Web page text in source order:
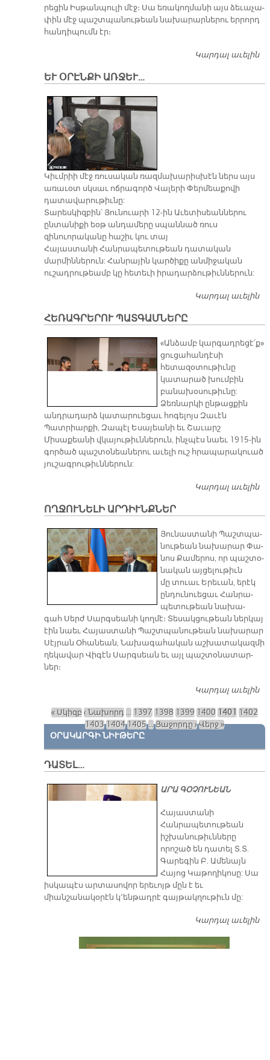
րե­ցին Իս­թան­պու­լի մէջ։ Սա ե­ռա­կող­մա­նի այս ձե­ւա­չա­
փին մէջ պաշտ­պա­նու­թեան նա­խա­րար­նե­րու եր­րորդ
հան­դի­պումն էր։
Կարդալ աւելին
ԵՒ ՕՐԷՆՔԻ ԱՌՋԵՒ…
​Կիւմրիի մէջ ռուսական ռազմախարիսխէն ներս այս
առաւօտ սկսաւ ոճրագործ Վալերի Փերմեաքովի
դատավարութիւնը:
Տարեսկիզբին՝ Յունուարի 12-ին Աւետիսեաններու
ընտանիքի եօթ անդամերը սպաննած ռուս
զինուորականը հաշիւ կու տայ
Հայաստանի Հանրապետութեան դատական
մարմիններուն: Հանրային կարծիքը անմիջական
ուշադրութեամբ կը հետեւի իրադարձութիւններուն:
Կարդալ աւելինԵՒ
ՀԵՌԱԳՐԵՐՈՒ ՊԱՏԳԱՄՆԵՐԸ
«Անձամբ կարգադրեցէ՛ք»
ցուցահանդէսի
հետազօտութիւնը
կատարած խումբին
բանախօսութիւնը:
Ձեռնարկի ընթացքին
անդրադարձ կատարուեցաւ հոգելոյս Զաւէն
Պատրիարքի, Զապէլ Եսայեանի եւ Շաւարշ
Միսաքեանի վկայութիւններուն, ինչպէս նաեւ 1915-ին
գործած պաշտօնեաներու աւելի ուշ հրապարակուած
յուշագրութիւններուն:
Կարդալ աւելին
ՈՂՋՈՒՆԵԼԻ ԱՐԴԻՒՆՔՆԵՐ
Յու­նաս­տա­նի Պաշտ­պա­
նու­թեան նա­խա­րար Փա­
նոս Քա­մե­րոս, որ պաշ­տօ­
նա­կան այ­ցե­լու­թիւն
մը տուաւ Ե­րե­ւան, ե­րէկ
ըն­դու­նուե­ցաւ Հան­րա­
պե­տու­թեան նա­խա­
գահ Սերժ Սարգ­սեա­նի կող­մէ։ Տե­սակ­ցու­թեան ներ­կայ
էին նաեւ Հա­յաս­տա­նի Պաշտ­պա­նու­թեան նա­խա­րար
Սէյ­րան Օ­հա­նեան, Նա­խա­գա­հա­կան աշ­խա­տա­կազ­մի
ղե­կա­վար Վի­գէն Սարգ­սեան եւ այլ պաշ­տօ­նա­տար­
ներ։
Կարդալ աւելին
Էջեր
« Սկիզբ‹ Նախորդ… 1397 1398 1399 1400 1401 1402
140314041405… Յաջորդը ›Վերջ »
ՕՐԱԿԱՐԳԻ ՆԻՒԹԵՐԸ
ԴԱՏԵԼ…
ԱՐԱ ԳՕՉՈՒՆԵԱՆ
​Հայաստանի
Հանրապետութեան
իշխանութիւնները
որոշած են դատել Տ.Տ.
Գարեգին Բ. Ամենայն
Հայոց Կաթողիկոսը: Սա
իսկապէս արտասովոր երեւոյթ մըն է եւ
միանշանակօրէն կ՚ենթադրէ գայթակղութիւն մը:
Կարդալ աւելին